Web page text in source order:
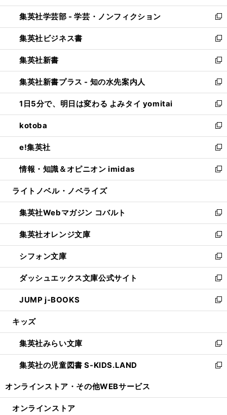
開
く
ウ
で
開
く
ン
ド
ウ
で
開
く
ウ
ィ
ン
ド
ウ
で
開
く
集英社学芸部 - 学芸・ノンフィクション
新
し
い
ウ
ィ
ン
ド
ウ
で
開
く
集英社ビジネス書
新
し
い
ウ
ィ
ン
ド
ウ
で
開
く
集英社新書
新
し
い
ウ
ィ
ン
ド
ウ
で
開
く
集英社新書プラス - 知の水先案内人
新
し
い
ウ
ィ
ン
ド
ウ
で
開
1日5分で、明日は変わる よみタイ yomitai
新
し
い
ウ
ィ
ン
ド
ウ
開
く
kotoba
新
し
い
ウ
ィ
ン
ウ
で
開
く
e!集英社
新
し
い
ウ
ン
ド
ウ
で
開
く
情報・知識＆オピニオン imidas
新
し
ウ
ィ
ン
ド
ウ
で
開
く
ライトノベル・ノベライズ
集英社Webマガジン コバルト
新
し
い
ウ
ィ
ン
ド
ウ
で
開
集英社オレンジ文庫
新
し
い
ウ
ィ
ン
ド
ウ
開
く
シフォン文庫
新
し
い
ウ
ィ
ン
ウ
で
開
く
ダッシュエックス文庫公式サイト
新
し
い
ウ
ン
ド
ウ
で
JUMP j-BOOKS
新
し
ウ
ィ
ン
ド
開
キッズ
集英社みらい文庫
新
し
い
ン
集英社の児童図書 S-KIDS.LAND
新
ウ
オンラインストア・ その他WEBサービス
オンラインストア